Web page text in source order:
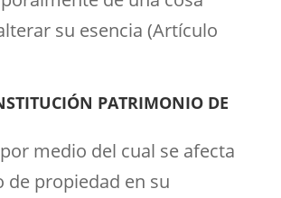
su esencia (Artículo
PATRIMONIO DE
medio del cual se afecta
de propiedad en su